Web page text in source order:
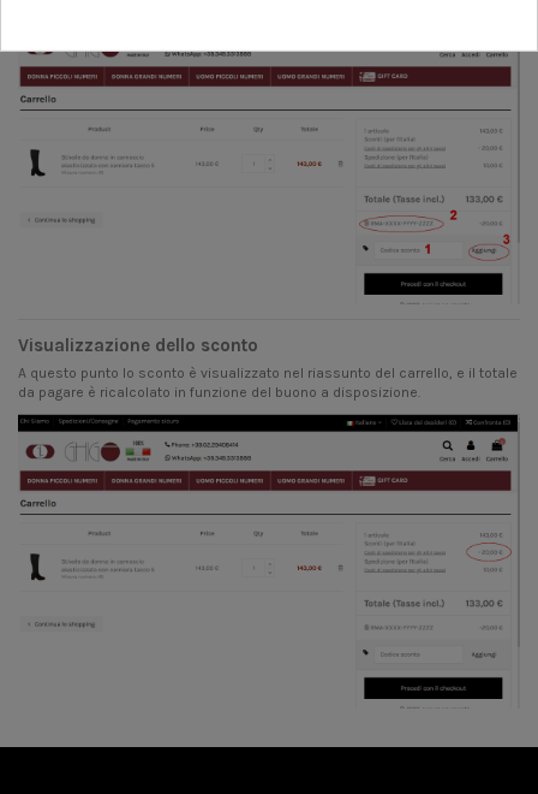
Visualizzazione dello sconto
A questo punto lo sconto è visualizzato nel riassunto del carrello, e il totale
da pagare è ricalcolato in funzione del buono a disposizione.